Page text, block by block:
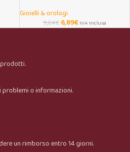
Gioielli & orologi
9,64€ 6,89€ IVA Inclusa
o informazioni.
un rimborso entro 14 giorni.